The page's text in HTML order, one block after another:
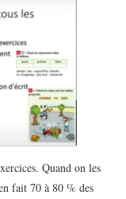
Quand on les
fait 70 à 80 % des